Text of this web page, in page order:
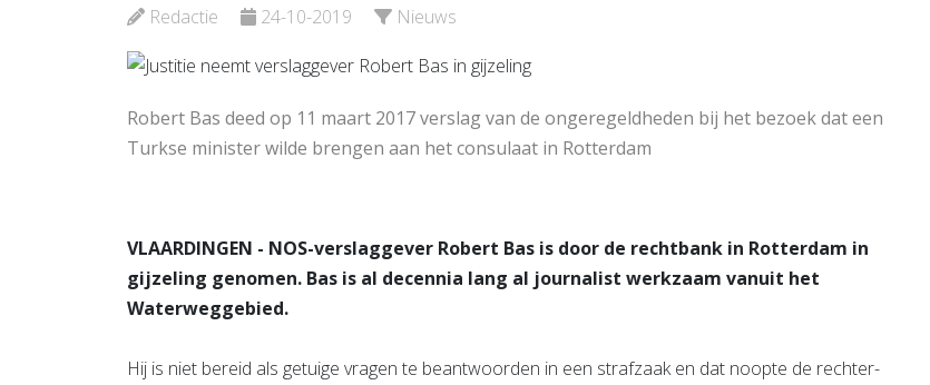
Redactie 24-10-2019 Nieuws
Robert Bas deed op 11 maart 2017 verslag van de ongeregeldheden bij het bezoek dat een
Turkse minister wilde brengen aan het consulaat in Rotterdam
VLAARDINGEN - NOS-verslaggever Robert Bas is door de rechtbank in Rotterdam in
gijzeling genomen. Bas is al decennia lang al journalist werkzaam vanuit het
Waterweggebied.
Hij is niet bereid als getuige vragen te beantwoorden in een strafzaak en dat noopte de rechter-
Schiedam
Bekijk de pagina
Schiedam